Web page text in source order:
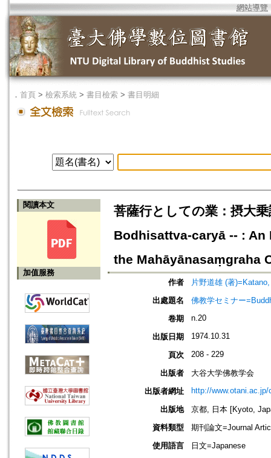
網站導覽
． 首頁 > 檢索系統 > 書目檢索 > 書目明細
閱讀本文
加值服務
菩薩行としての業：摂大
Bodhisattva-caryā -- :
the Mahāyānasaṃgraha
作者
片野道雄 (著
出處題名
佛教学セミナー
卷期
n.20
出版日期 1974.10.31
頁次 208 - 229
出版者
大谷大学佛教学会
出版者網址
http://
出版地
京都, 日本 [Kyoto,
資料類型
期刊論文=Journal
使用語言
日文=Japanese